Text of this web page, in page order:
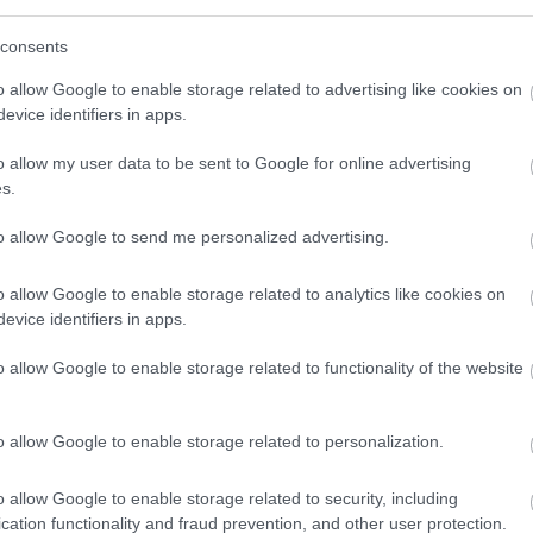
allow Google to enable storage related to advertising like cookies on
identifiers in apps.
allow my user data to be sent to Google for online advertising
allow Google to send me personalized advertising.
allow Google to enable storage related to analytics like cookies on
identifiers in apps.
allow Google to enable storage related to functionality of the website
allow Google to enable storage related to personalization.
allow Google to enable storage related to security, including
functionality and fraud prevention, and other user protection.